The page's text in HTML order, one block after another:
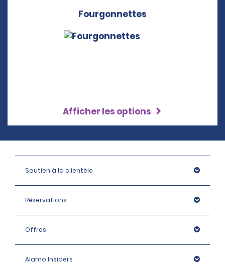
Fourgonnettes
Afficher les options
Soutien à la clientèle
Réservations
Offres
Alamo Insiders